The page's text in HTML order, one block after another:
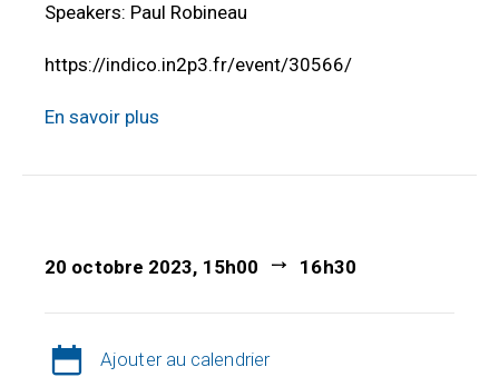
Speakers: Paul Robineau
https://indico.in2p3.fr/event/30566/
En savoir plus
20 octobre 2023, 15h00 16h30
Ajouter au calendrier